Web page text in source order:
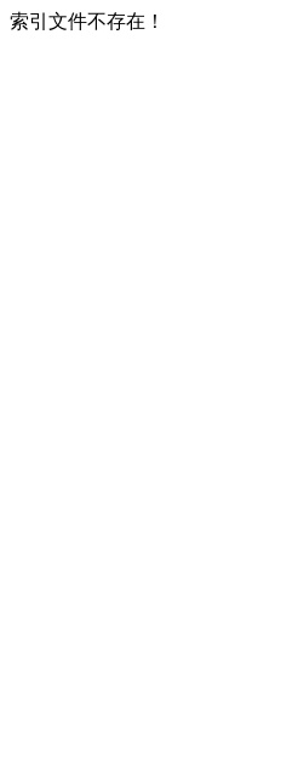
索引文件不存在！